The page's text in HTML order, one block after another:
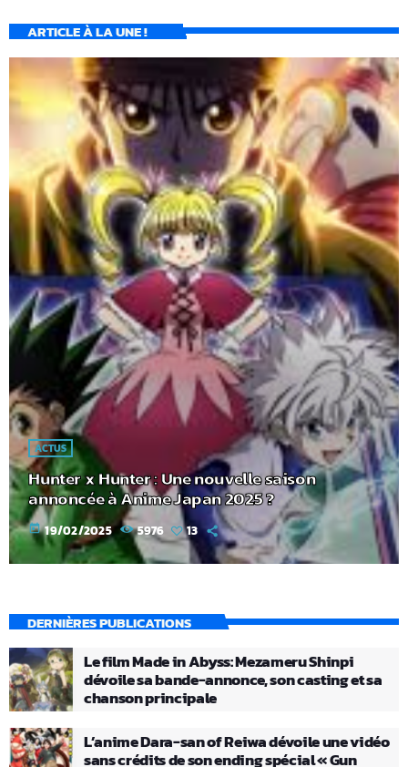
ARTICLE À LA UNE !
ACTUS
Hunter x Hunter : Une nouvelle saison
annoncée à Anime Japan 2025 ?
today 19/02/2025 5976 13
DERNIÈRES PUBLICATIONS
Le film Made in Abyss: Mezameru Shinpi
dévoile sa bande-annonce, son casting et sa
chanson principale
L’anime Dara-san of Reiwa dévoile une vidéo
sans crédits de son ending spécial « Gun